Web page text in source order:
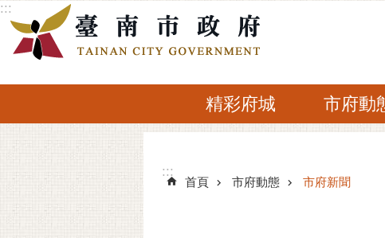
跳到主要內容區塊
:::
精彩府城 市府動
:::
:::
首頁 市府動態 市府新聞